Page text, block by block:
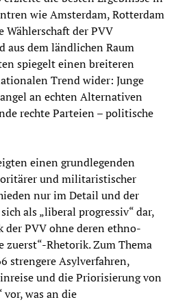
wie Amsterdam, Rotterdam
Wählerschaft der PVV
aus dem ländlichen Raum
spiegelt einen breiteren
Trend wider: Junge
an echten Alternativen
rechte Parteien – politische
einen grundlegenden
und militaristischer
nur im Detail und der
als „liberal progressiv“ dar,
PVV ohne deren ethno-
zuerst“-Rhetorik. Zum Thema
strengere Asylverfahren,
und die Priorisierung von
was an die